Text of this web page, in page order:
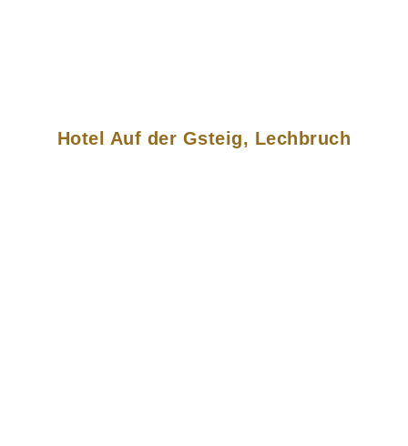
Hotel Auf der Gsteig, Lechbruch